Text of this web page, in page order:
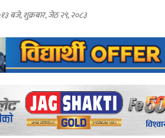
बजे, शुक्रबार, जेठ २९, २०८३